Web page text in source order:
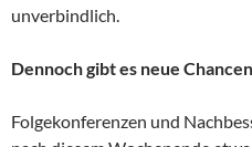
unverbindlich.
Dennoch gibt es neue Chancen
Folgekonferenzen und